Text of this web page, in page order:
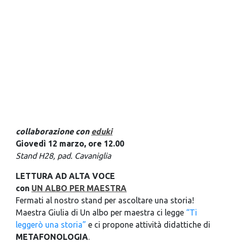
collaborazione con eduki
Giovedì 12 marzo, ore 12.00
Stand H28, pad. Cavaniglia
LETTURA AD ALTA VOCE
con UN ALBO PER MAESTRA
Fermati al nostro stand per ascoltare una storia!
Maestra Giulia di Un albo per maestra ci legge “Ti
leggerò una storia” e ci propone attività didattiche di
METAFONOLOGIA.